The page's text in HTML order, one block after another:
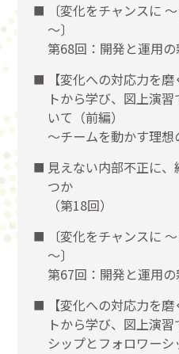
〔変化をチャンスに
〜〕
第68回：開発と運用の
【変化への対応力を
トから学び、図上演
いて（前編）
〜チームを動かす理
見えない内部不正に
つか
（第18回）
〔変化をチャンスに
〜〕
第67回：開発と運用の
【変化への対応力を
トから学び、図上演
シップとフォロワーシ